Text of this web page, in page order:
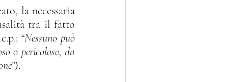
Delitti contro l'A.G.
la necessaria
tra il fatto
“Nessuno può
o pericoloso, da
”).